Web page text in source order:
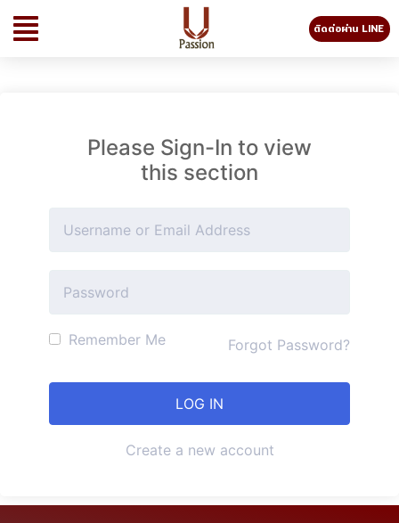
ติดต่อผ่าน LINE
Please Sign-In to view
this section
Remember Me Forgot Password?
Create a new account